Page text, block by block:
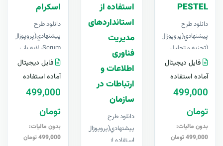
PESTEL
دانلود طرح
(تجزیه و تحلیل
عوامل محیطی بر
کاروکسب)- لایه
فایل دیجیتال
آماده استفاده
499,000
تومان
بدون مالیات:
499,000 تومان
استفاده از
استانداردهای
مدیریت
فناوری
اطلاعات و
ارتباطات در
سازمان
دانلود طرح
پيشنهادي(پروپوزال)
استفاده از
اسکرام
دانلود طرح
پيشنهادي(پروپوزال)
Scrum، لایه باز ،
قابل ویرایش در
Word+ آپدیت
فایل دیجیتال
آماده استفاده
499,000
تومان
بدون مالیات:
499,000 تومان